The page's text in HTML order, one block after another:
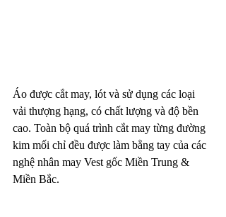
Áo được cắt may, lót và sử dụng các loại
vải thượng hạng, có chất lượng và độ bền
cao. Toàn bộ quá trình cắt may từng đường
kim mối chỉ đều được làm bằng tay của các
nghệ nhân may Vest gốc Miền Trung &
Miền Bắc.